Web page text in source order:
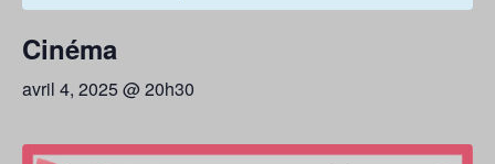
Cinéma
avril 4, 2025 @ 20h30